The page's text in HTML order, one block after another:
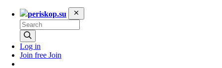
periskop.su
Log in
Join free Join